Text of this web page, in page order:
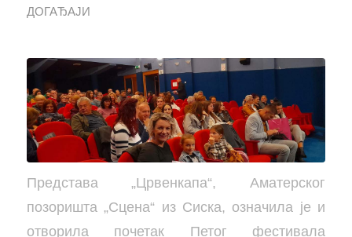
ДОГАЂАЈИ
Представа „Црвенкапа“, Аматерског
позоришта „Сцена“ из Сиска, означила је и
отворила почетак Петог фестивала